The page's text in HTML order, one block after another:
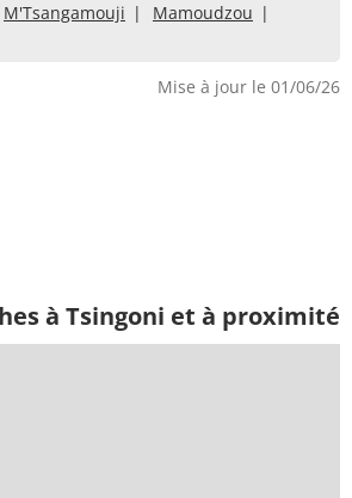
M'Tsangamouji
Mamoudzou
Mise à jour le 01/06/26
à Tsingoni et à proximité